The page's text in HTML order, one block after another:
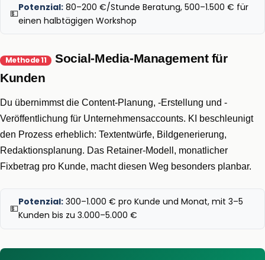
💵
Potenzial: 80–200 €/Stunde Beratung, 500–1.500 € für
einen halbtägigen Workshop
Methode 11
Social-Media-Management für
Kunden
Du übernimmst die Content-Planung, -Erstellung und -
Veröffentlichung für Unternehmensaccounts. KI beschleunigt
den Prozess erheblich: Textentwürfe, Bildgenerierung,
Redaktionsplanung. Das Retainer-Modell, monatlicher
Fixbetrag pro Kunde, macht diesen Weg besonders planbar.
💵
Potenzial: 300–1.000 € pro Kunde und Monat, mit 3–5
Kunden bis zu 3.000–5.000 €